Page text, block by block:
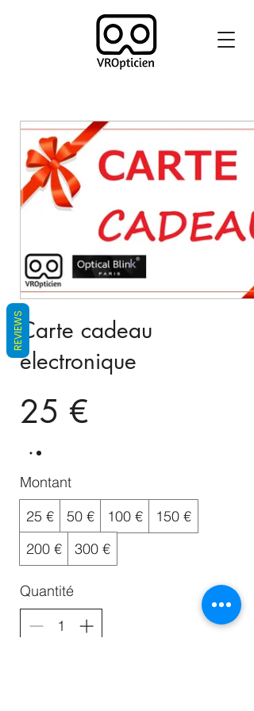
Carte cadeau
électronique
25 €
Montant
25 €
50 € 100 €
150 €
200 €
300 €
Quantité
REVIEWS